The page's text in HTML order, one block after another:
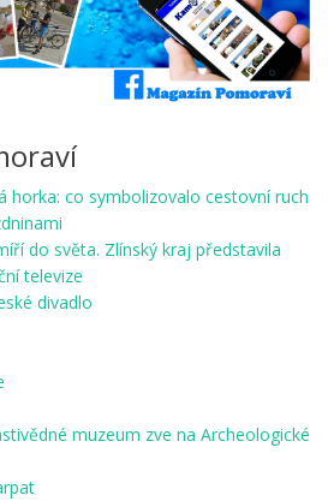
horka: co symbolizovalo cestovní ruch
do světa. Zlínský kraj představila
televize
divadlo
muzeum zve na Archeologické